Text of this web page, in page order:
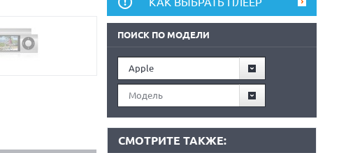
ПОИСК ПО МОДЕЛИ
Apple
Модель
СМОТРИТЕ ТАКЖЕ: